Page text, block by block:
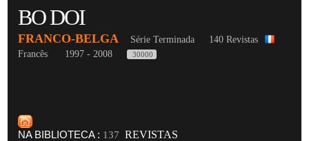
BO DOI
FRANCO-BELGA Série Terminada
140 Revistas
Francês
1997 - 2008 30000
NA BIBLIOTECA : 137 REVISTAS